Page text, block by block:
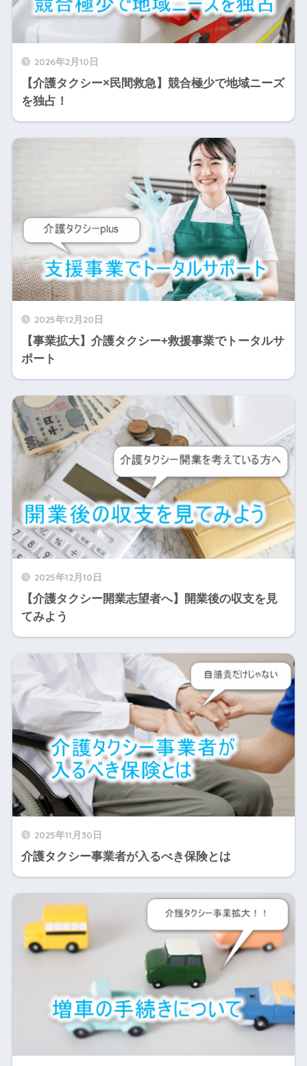
2026年2月10日
【介護タクシー×民間救急】競合極少で地域ニーズ
を独占！
2025年12月20日
【事業拡大】介護タクシー+救援事業でトータルサ
ポート
2025年12月10日
【介護タクシー開業志望者へ】開業後の収支を見
てみよう
2025年11月30日
介護タクシー事業者が入るべき保険とは